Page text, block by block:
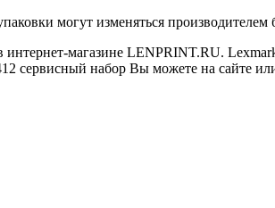
могут изменяться производителем
магазине LENPRINT.RU.
сервисный набор Вы можете на сайте